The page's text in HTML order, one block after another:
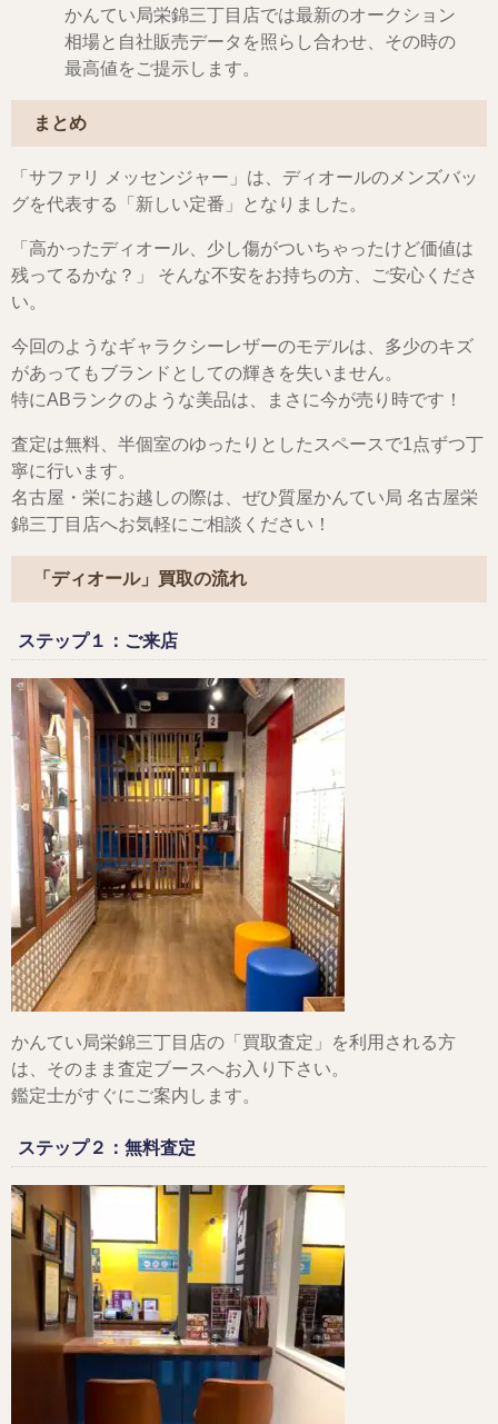
かんてい局栄錦三丁目店では最新のオークション
相場と自社販売データを照らし合わせ、その時の
最高値をご提示します。
まとめ
「サファリ メッセンジャー」は、ディオールのメンズバッ
グを代表する「新しい定番」となりました。
「高かったディオール、少し傷がついちゃったけど価値は
残ってるかな？」 そんな不安をお持ちの方、ご安心くださ
い。
今回のようなギャラクシーレザーのモデルは、多少のキズ
があってもブランドとしての輝きを失いません。
特にABランクのような美品は、まさに今が売り時です！
査定は無料、半個室のゆったりとしたスペースで1点ずつ丁
寧に行います。
名古屋・栄にお越しの際は、ぜひ質屋かんてい局 名古屋栄
錦三丁目店へお気軽にご相談ください！
「ディオール」買取の流れ
ステップ１：ご来店
かんてい局栄錦三丁目店の「買取査定」を利用される方
は、そのまま査定ブースへお入り下さい。
鑑定士がすぐにご案内します。
ステップ２：無料査定